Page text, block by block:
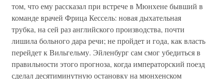
том, что ему рассказал при встрече в Мюнхене бывший в
команде врачей Фрица Кессель: новая дыхательная
трубка, на сей раз английского производства, почти
лишила больного дара речи; не пройдет и года, как власть
перейдет к Вильгельму. Эйленбург сам смог убедиться в
правильности этого прогноза, когда императорский поезд
сделал десятиминутную остановку на мюнхенском